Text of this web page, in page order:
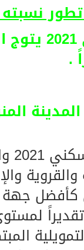
الهولندي مارينو
للربع
ملتقى
.
كأفضل جهة